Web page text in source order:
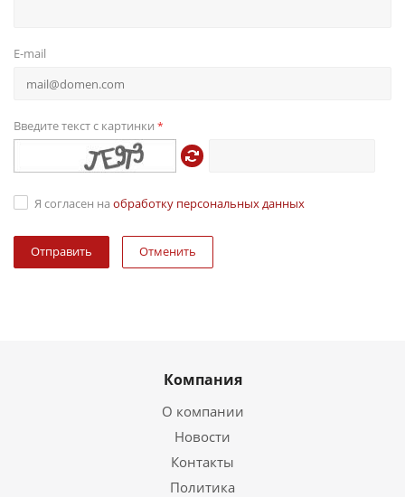
E-mail
Введите текст с картинки *
Я согласен на обработку персональных данных
Отменить
Компания
О компании
Новости
Контакты
Политика